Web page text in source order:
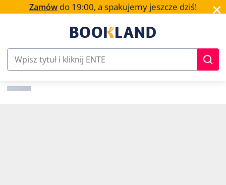
Zamów do 19:00, a spakujemy jeszcze dziś! ✕